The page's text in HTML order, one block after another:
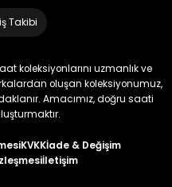
Takibi
koleksiyonlarını uzmanlık ve
oluşan koleksiyonumuz,
Amacımız, doğru saati
KVKKİade & Değişim
İletişim